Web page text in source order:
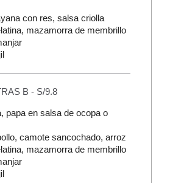
con res, salsa criolla
mazamorra de membrillo
B - S/9.8
papa en salsa de ocopa o
camote sancochado, arroz
mazamorra de membrillo